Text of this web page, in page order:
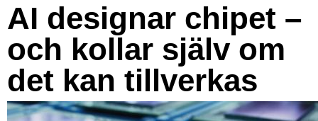
AI designar chipet –
och kollar själv om
det kan tillverkas